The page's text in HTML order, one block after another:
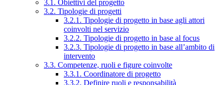
3.1. Obiettivi del progetto
3.2. Tipologie di progetti
3.2.1. Tipologie di progetto in base agli attori
coinvolti nel servizio
3.2.2. Tipologie di progetto in base al focus
3.2.3. Tipologie di progetto in base all’ambito di
intervento
3.3. Competenze, ruoli e figure coinvolte
3.3.1. Coordinatore di progetto
3.3.2. Definire ruoli e responsabilità